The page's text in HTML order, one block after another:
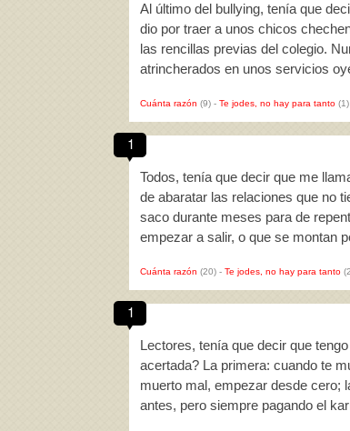
Al último del bullying, tenía que
dio por traer a unos chicos
las rencillas previas del colegio.
atrincherados en unos servicios
Cuánta razón (9) - Te jodes, no hay para tanto (1)
1
Todos, tenía que decir que me
de abaratar las relaciones que no
saco durante meses para de
empezar a salir, o que se montan
Cuánta razón (20) - Te jodes, no hay para tanto
1
Lectores, tenía que decir que
acertada? La primera: cuando te
muerto mal, empezar desde cero;
antes, pero siempre pagando el